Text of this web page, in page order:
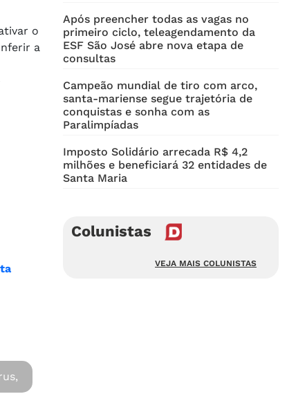
o
a
Após preencher todas as vagas no
primeiro ciclo, teleagendamento da
ESF São José abre nova etapa de
consultas
Campeão mundial de tiro com arco,
santa-mariense segue trajetória de
conquistas e sonha com as
Paralimpíadas
Imposto Solidário arrecada R$ 4,2
milhões e beneficiará 32 entidades de
Santa Maria
Colunistas
VEJA MAIS COLUNISTAS